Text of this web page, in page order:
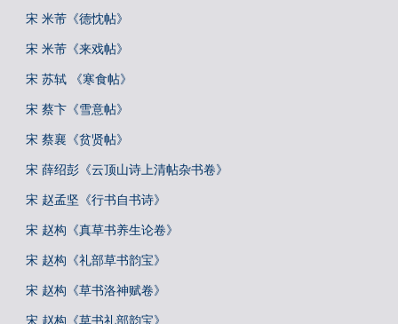
宋 米芾《德忱帖》
宋 米芾《来戏帖》
宋 苏轼 《寒食帖》
宋 蔡卞《雪意帖》
宋 蔡襄《贫贤帖》
宋 薛绍彭《云顶山诗上清帖杂书卷》
宋 赵孟坚《行书自书诗》
宋 赵构《真草书养生论卷》
宋 赵构《礼部草书韵宝》
宋 赵构《草书洛神赋卷》
宋 赵构《草书礼部韵宝》